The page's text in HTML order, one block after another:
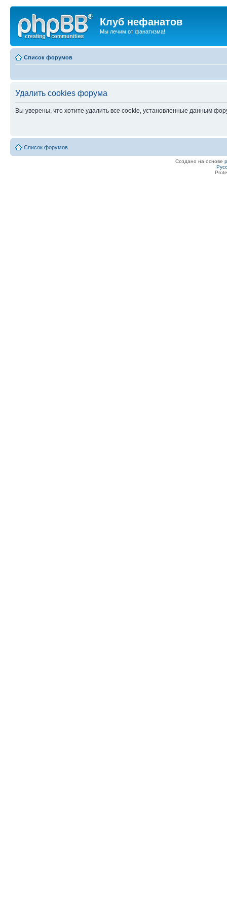
Клуб нефанатов
Мы лечим от фанатизма!
Список форумов
Удалить cookies форума
Вы уверены, что хотите удалить все cookie, установленные данным
Список форумов
Создано на основе